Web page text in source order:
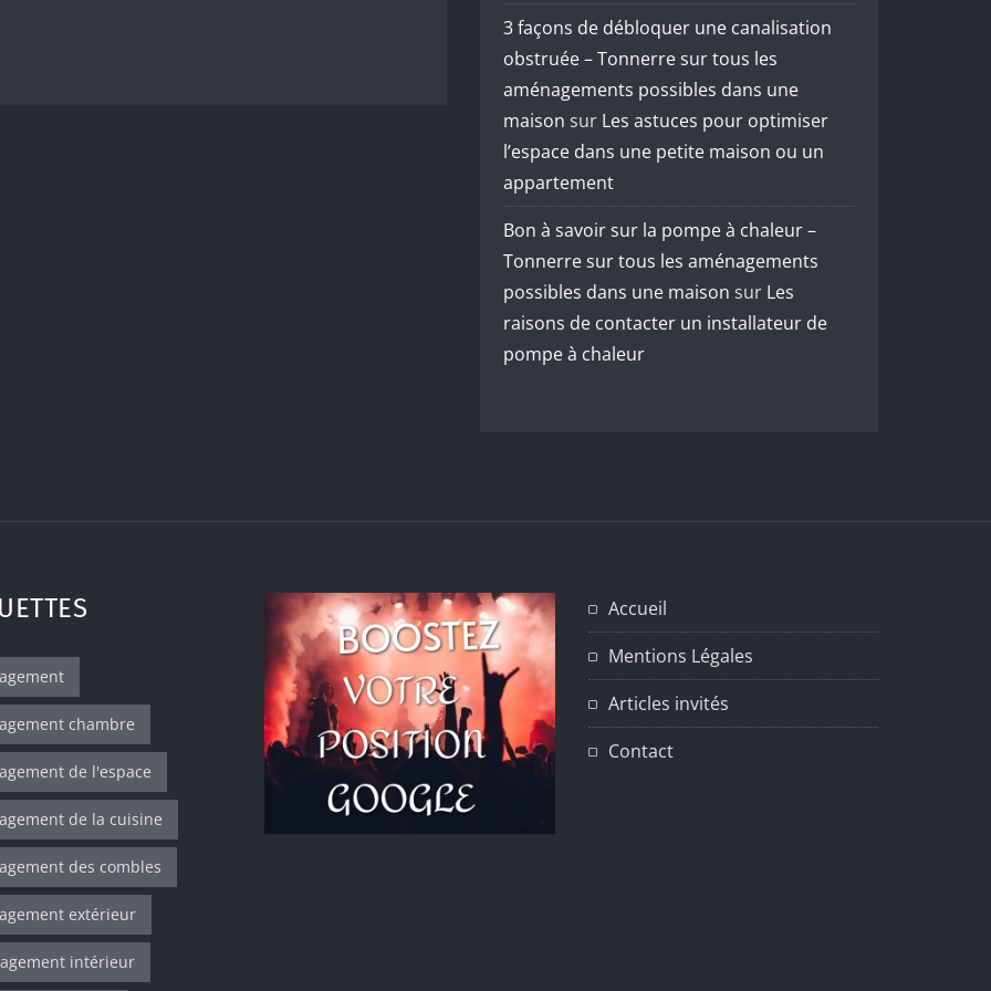
3 façons de débloquer une canalisation
obstruée – Tonnerre sur tous les
aménagements possibles dans une
maison sur Les astuces pour optimiser
l’espace dans une petite maison ou un
appartement
Bon à savoir sur la pompe à chaleur –
Tonnerre sur tous les aménagements
possibles dans une maison sur Les
raisons de contacter un installateur de
pompe à chaleur
chambre
de l'espace
de la cuisine
des combles
extérieur
intérieur
Accueil
Mentions Légales
Articles invités
Contact